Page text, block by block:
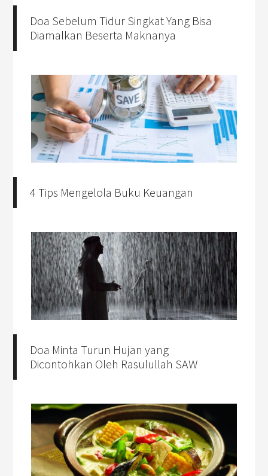
Doa Sebelum Tidur Singkat Yang Bisa
Diamalkan Beserta Maknanya
4 Tips Mengelola Buku Keuangan
Doa Minta Turun Hujan yang
Dicontohkan Oleh Rasulullah SAW